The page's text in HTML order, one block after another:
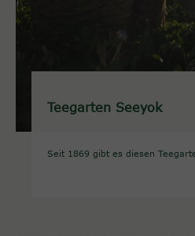
Teegarten Seeyok
Seit 1869 gibt es diesen